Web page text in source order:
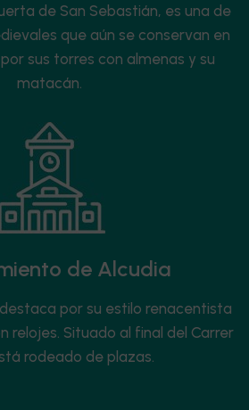
de San Sebastián, es una de
que aún se conservan en
sus torres con almenas y su
matacán.
de Alcudia
destaca por su estilo renacentista
relojes. Situado al final del Carrer
rodeado de plazas.